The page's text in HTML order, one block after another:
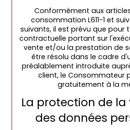
Conformément aux
consommation L611-1 et
suivants, il est prévu que pour
contractuelle portant sur
vente et/ou la prestation de
être résolu dans le cadre
préalablement introduite
client, le Consommateur
gratuitement à la
La protection de la
des données